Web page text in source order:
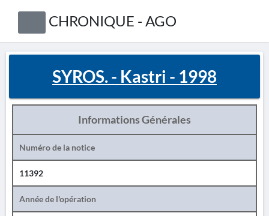
CHRONIQUE - AGO
SYROS. - Kastri - 1998
Informations Générales
Numéro de la notice
11392
Année de l'opération